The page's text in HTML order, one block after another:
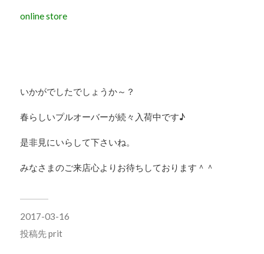
online store
いかがでしたでしょうか～？
春らしいプルオーバーが続々入荷中です♪
是非見にいらして下さいね。
みなさまのご来店心よりお待ちしております＾＾
2017-03-16
投稿先prit